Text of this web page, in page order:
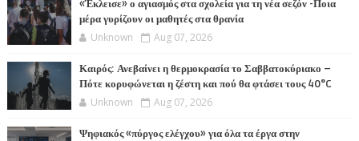
«Έκλεισε» ο αγιασμός στα σχολεία για τη νέα σεζόν -Ποια
μέρα γυρίζουν οι μαθητές στα θρανία
Unknown Aug 07, 2026
Καιρός: Ανεβαίνει η θερμοκρασία το Σαββατοκύριακο –
Πότε κορυφώνεται η ζέστη και πού θα φτάσει τους 40°C
Unknown Aug 07, 2026
Ψηφιακός «πύργος ελέγχου» για όλα τα έργα στην